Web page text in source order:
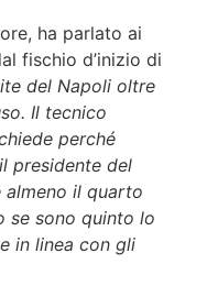
ha parlato ai
fischio d’inizio di
del Napoli oltre
Il tecnico
perché
presidente del
almeno il quarto
se sono quinto lo
in linea con gli